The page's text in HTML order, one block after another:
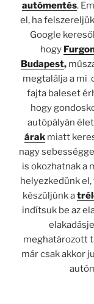
autómentés.
el, ha
Google
hogy
Budapest,
megtalálja a mi
fajta baleset
hogy
autópályán
árak miatt
nagy
is okozhatnak a
helyezkedünk
készüljünk a
indítsuk be az
meghatározott
már csak akkor